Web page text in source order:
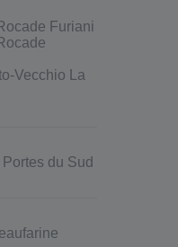
Furiani
Vecchio La
Portes du Sud